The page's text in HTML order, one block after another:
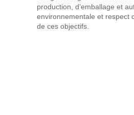
production, d’emballage et
environnementale et respect
de ces objectifs.